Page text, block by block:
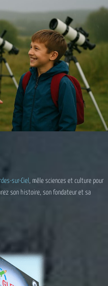
sur-Ciel , mêle sciences et culture pour
son histoire, son fondateur et sa